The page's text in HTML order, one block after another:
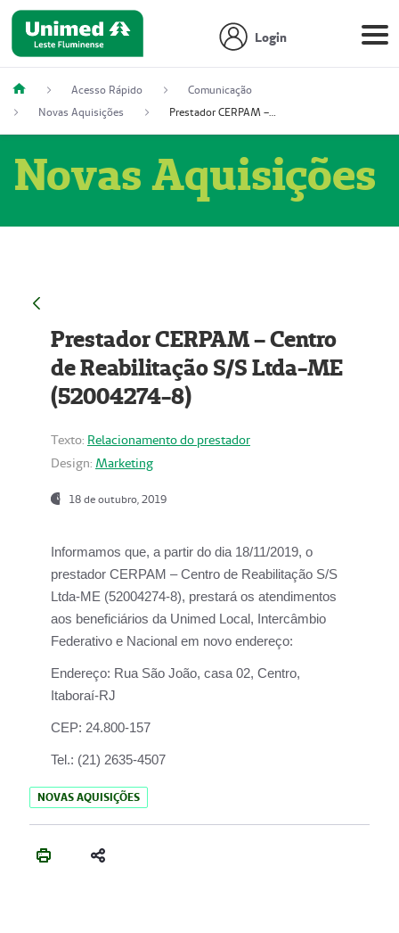
Login
Acesso Rápido
Comunicação
Novas Aquisições
Prestador CERPAM – Centro de Reabilitação S/S Ltda-ME (52004274-8)
Novas Aquisições
Prestador CERPAM – Centro
de Reabilitação S/S Ltda-ME
(52004274-8)
Texto: Relacionamento do prestador
Design: Marketing
18 de outubro, 2019
Informamos que, a partir do dia 18/11/2019, o
prestador CERPAM – Centro de Reabilitação S/S
Ltda-ME (52004274-8), prestará os atendimentos
aos beneficiários da Unimed Local, Intercâmbio
Federativo e Nacional em novo endereço:
Endereço: Rua São João, casa 02, Centro,
Itaboraí-RJ
CEP: 24.800-157
Tel.: (21) 2635-4507
NOVAS AQUISIÇÕES